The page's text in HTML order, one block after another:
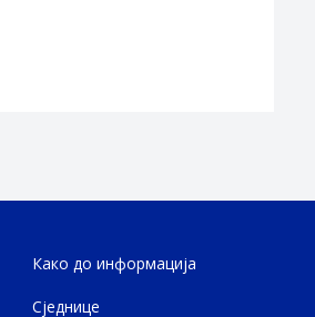
Како до информација
Сједнице